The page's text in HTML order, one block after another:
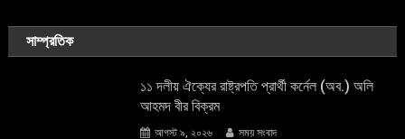
সাম্প্রতিক
১১ দলীয় ঐক্যের রাষ্ট্রপতি প্রার্থী কর্নেল (অব.) অলি
আহমদ বীর বিক্রম
আগস্ট ৯, ২০২৬ সময় সংবাদ